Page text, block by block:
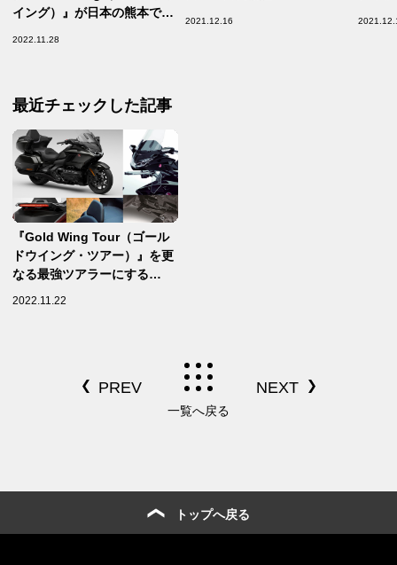
イング）』が日本の熊本で造
2022.11.28
2021.12.16
最近チェックした記事
『Gold Wing Tour（ゴール
ドウイング・ツアー）』を更
なる最強ツアラーにする
2022.11.22
一覧へ戻る
トップへ戻る